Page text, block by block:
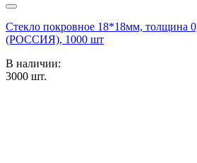
Стекло покровное 18*18мм,
(РОССИЯ), 1000 шт
В наличии:
3000 шт.